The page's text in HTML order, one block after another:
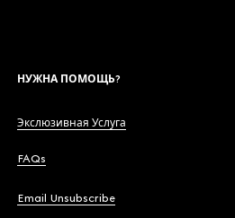
НУЖНА ПОМОЩЬ?
Экслюзивная Услуга
FAQs
Email Unsubscribe